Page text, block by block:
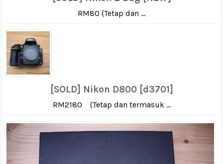
RM80 (Tetap dan ...
[SOLD] Nikon D800 [d3701]
RM2180 (Tetap dan termasuk ...